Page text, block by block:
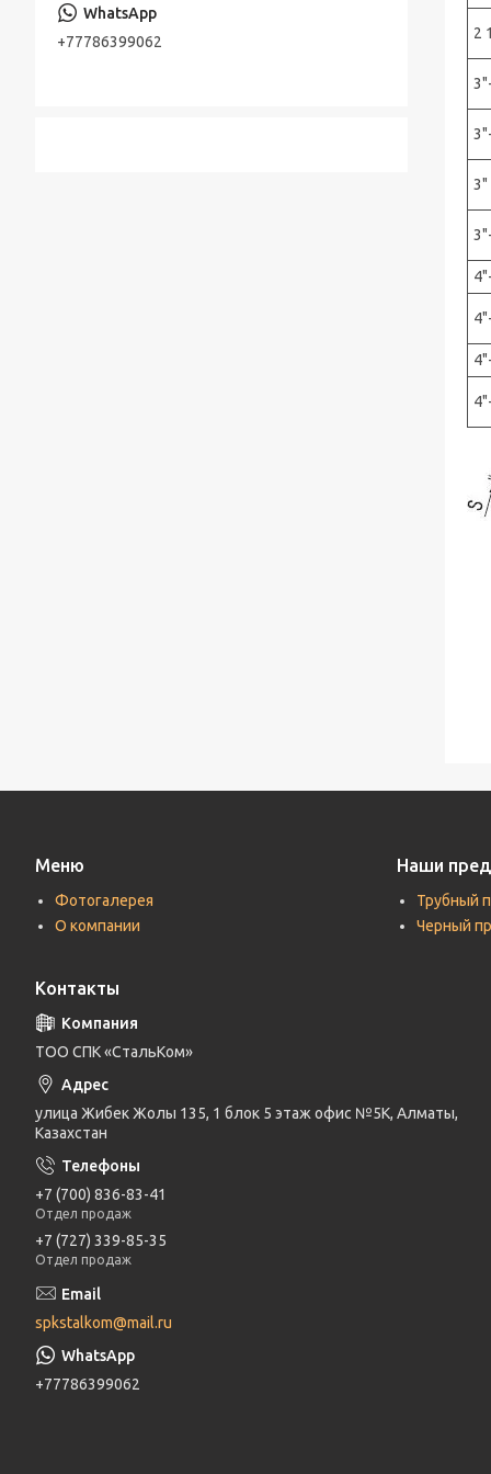
2
3"
Стальная лента
Консольно-моноблочные насосы
Шестерённые насосы
+77786399062
Меню
Фотогалерея
О компании
Наши
Трубный
Черный
Контакты
ТОО СПК «СтальКом»
улица Жибек Жолы 135, 1 блок 5 этаж офис №5К, Алматы,
Казахстан
+7 (700) 836-83-41
Отдел продаж
+7 (727) 339-85-35
Отдел продаж
spkstalkom@mail.ru
+77786399062